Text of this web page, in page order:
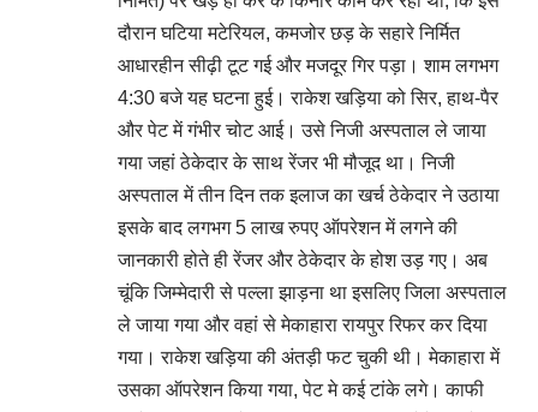
दौरान घटिया मटेरियल, कमजोर छड़ के सहारे निर्मित
आधारहीन सीढ़ी टूट गई और मजदूर गिर पड़ा। शाम लगभग
4:30 बजे यह घटना हुई। राकेश खड़िया को सिर, हाथ-पैर
और पेट में गंभीर चोट आई। उसे निजी अस्पताल ले जाया
गया जहां ठेकेदार के साथ रेंजर भी मौजूद था। निजी
अस्पताल में तीन दिन तक इलाज का खर्च ठेकेदार ने उठाया
इसके बाद लगभग 5 लाख रुपए ऑपरेशन में लगने की
जानकारी होते ही रेंजर और ठेकेदार के होश उड़ गए। अब
चूंकि जिम्मेदारी से पल्ला झाड़ना था इसलिए जिला अस्पताल
ले जाया गया और वहां से मेकाहारा रायपुर रिफर कर दिया
गया। राकेश खड़िया की अंतड़ी फट चुकी थी। मेकाहारा में
उसका ऑपरेशन किया गया, पेट मे कई टांके लगे। काफी